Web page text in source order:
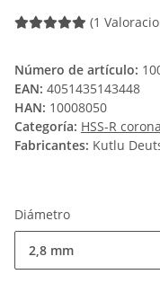
(1
Número de artículo:
EAN: 4051435143448
HAN: 10008050
Categoría: HSS-R
Fabricantes: Kutlu
Diámetro
2,8 mm